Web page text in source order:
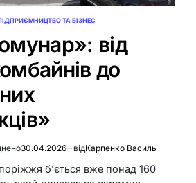
ТА БІЗНЕС
від
до
30.04.2026 відКарпенко Василь
б’ється вже понад 160